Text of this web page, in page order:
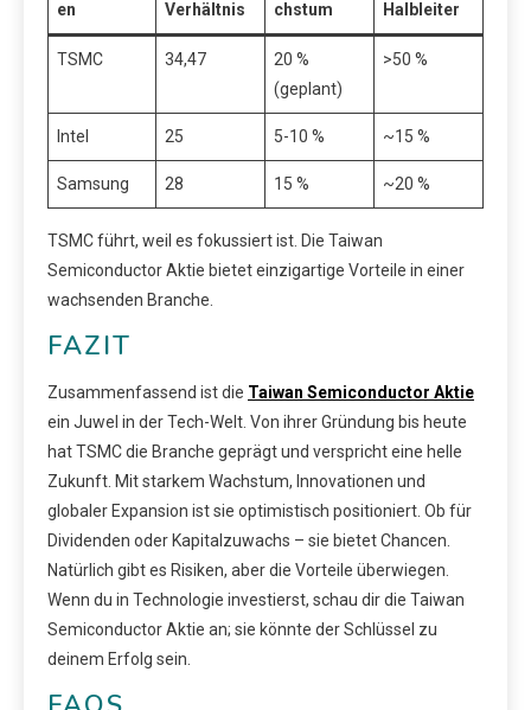
en
Verhältnis
chstum
Halbleiter
TSMC 34,47
20 %
(geplant)
>50 %
Intel 25 5-10 % ~15 %
Samsung 28 15 % ~20 %
TSMC führt, weil es fokussiert ist. Die Taiwan
Semiconductor Aktie bietet einzigartige Vorteile in einer
wachsenden Branche.
FAZIT
Zusammenfassend ist die Taiwan Semiconductor Aktie
ein Juwel in der Tech-Welt. Von ihrer Gründung bis heute
hat TSMC die Branche geprägt und verspricht eine helle
Zukunft. Mit starkem Wachstum, Innovationen und
globaler Expansion ist sie optimistisch positioniert. Ob für
Dividenden oder Kapitalzuwachs – sie bietet Chancen.
Natürlich gibt es Risiken, aber die Vorteile überwiegen.
Wenn du in Technologie investierst, schau dir die Taiwan
Semiconductor Aktie an; sie könnte der Schlüssel zu
deinem Erfolg sein.